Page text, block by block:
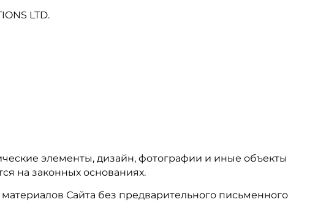
LTD.
элементы, дизайн, фотографии и иные объекты
на законных основаниях.
Сайта без предварительного письменного